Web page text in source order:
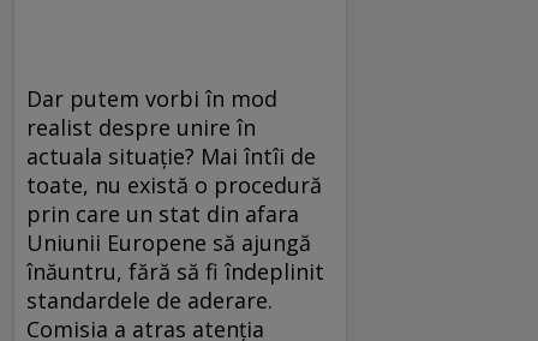
Dar putem vorbi în mod
realist despre unire în
actuala situaţie? Mai întîi de
toate, nu există o procedură
prin care un stat din afara
Uniunii Europene să ajungă
înăuntru, fără să fi îndeplinit
standardele de aderare.
Comisia a atras atenţia